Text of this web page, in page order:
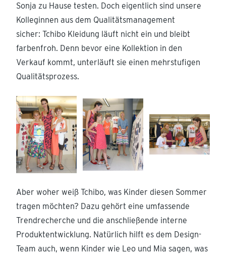
Sonja zu Hause testen. Doch eigentlich sind unsere
Kolleginnen aus dem Qualitätsmanagement
sicher: Tchibo Kleidung läuft nicht ein und bleibt
farbenfroh. Denn bevor eine Kollektion in den
Verkauf kommt, unterläuft sie einen mehrstufigen
Qualitätsprozess.
Aber woher weiß Tchibo, was Kinder diesen Sommer
tragen möchten? Dazu gehört eine umfassende
Trendrecherche und die anschließende interne
Produktentwicklung. Natürlich hilft es dem Design-
Team auch, wenn Kinder wie Leo und Mia sagen, was